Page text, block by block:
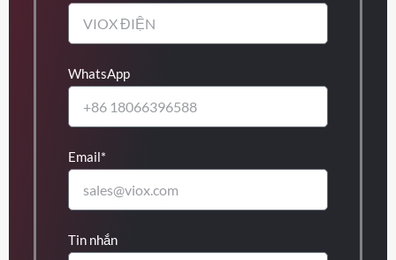
WhatsApp
Email*
Tin nhắn